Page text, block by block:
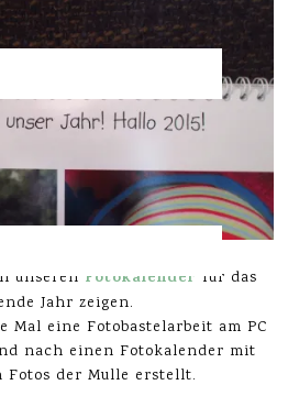
unseren Fotokalender für das
Jahr zeigen.
Mal eine Fotobastelarbeit am PC
nach einen Fotokalender mit
Fotos der Mulle erstellt.